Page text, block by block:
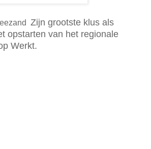
Zijn grootste klus als
opstarten van het regionale
Werkt.